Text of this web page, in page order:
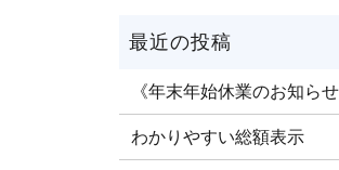
《年末年始休業のお知らせ
わかりやすい総額表示